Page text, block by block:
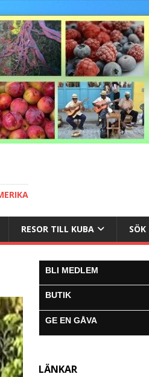
RESOR TILL KUBA SÖK
BLI MEDLEM
BUTIK
GE EN GÅVA
LÄNKAR